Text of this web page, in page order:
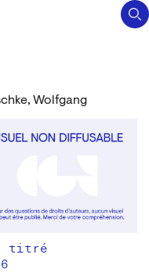
Wolfgang
titré